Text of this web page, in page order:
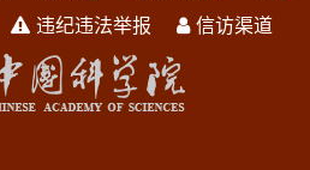
违纪违法举报 信访渠道